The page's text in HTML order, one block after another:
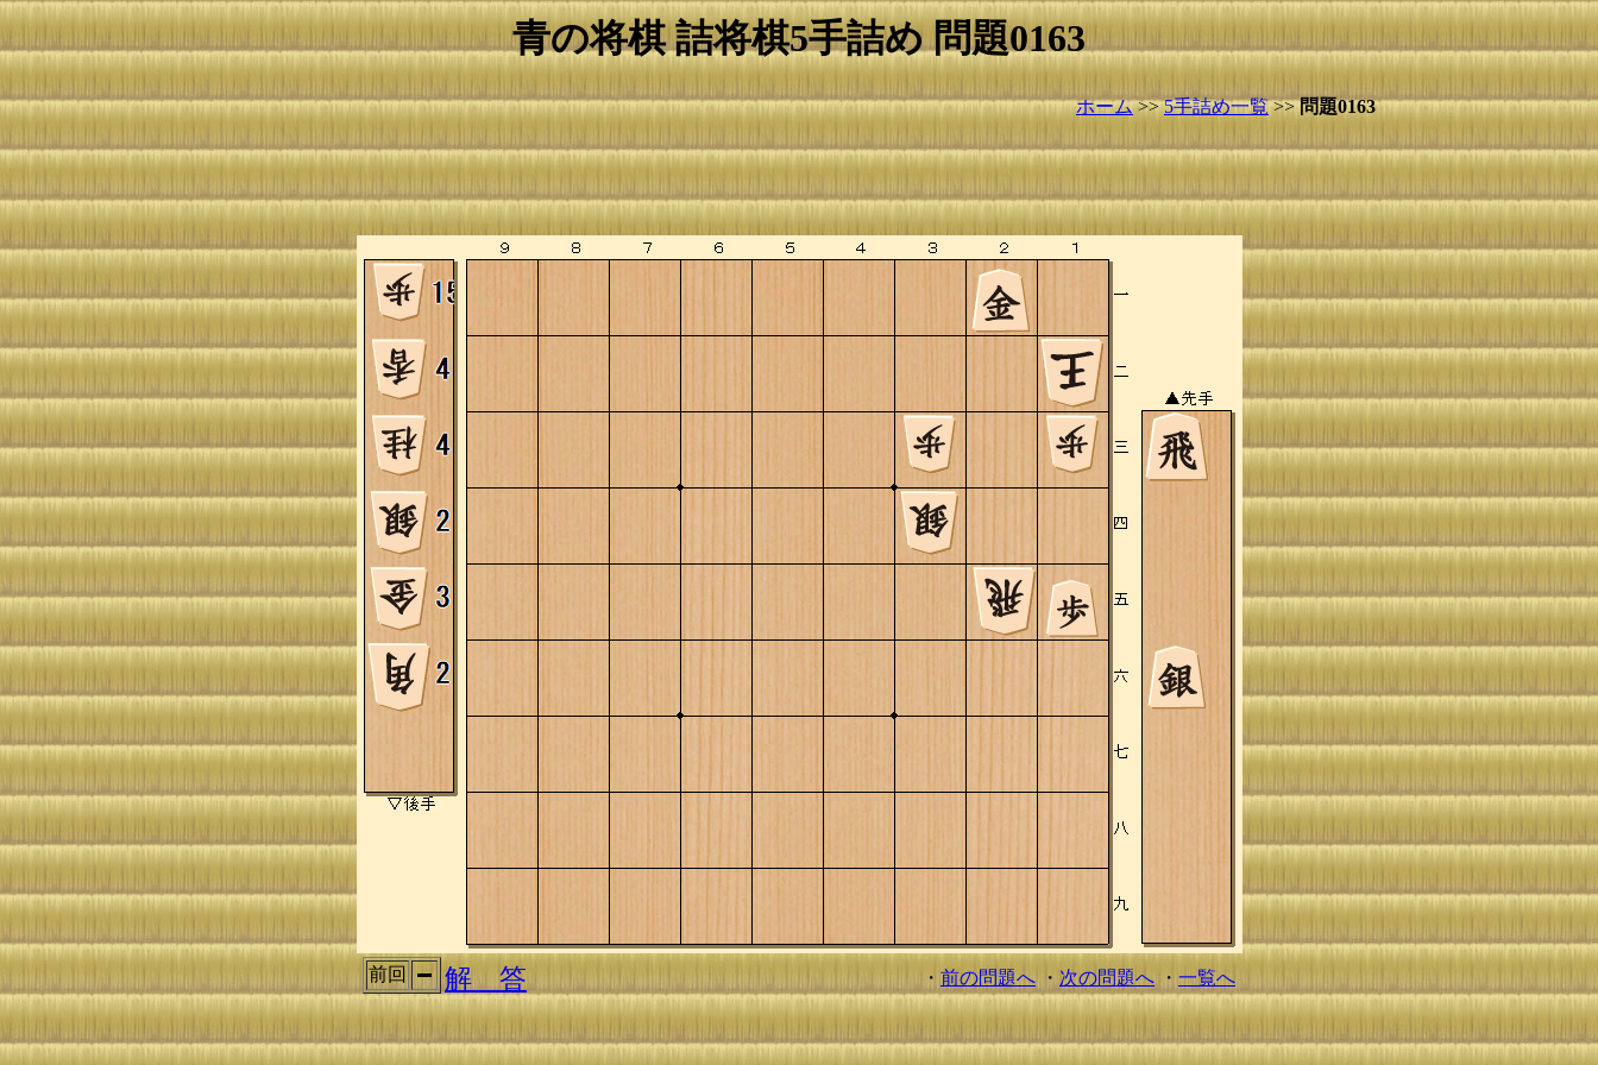
青の将棋 詰将棋5手詰め 問題0163
ホーム>>5手詰め一覧>>問題0163
前回 解 答 ・ 前の問題へ・次の問題へ ・ 一覧へ